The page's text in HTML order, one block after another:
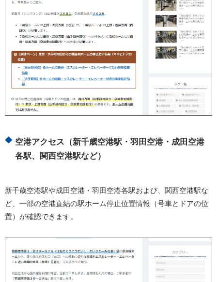
空港アクセス（新千歳空港駅・羽田空港・成田空港
各駅、関西空港駅など）
新千歳空港駅や成田空港・羽田空港各駅および、関西空港駅な
ど、一部の空港直結の駅ホーム停止位置情報（号車とドアの位
置）が確認できます。